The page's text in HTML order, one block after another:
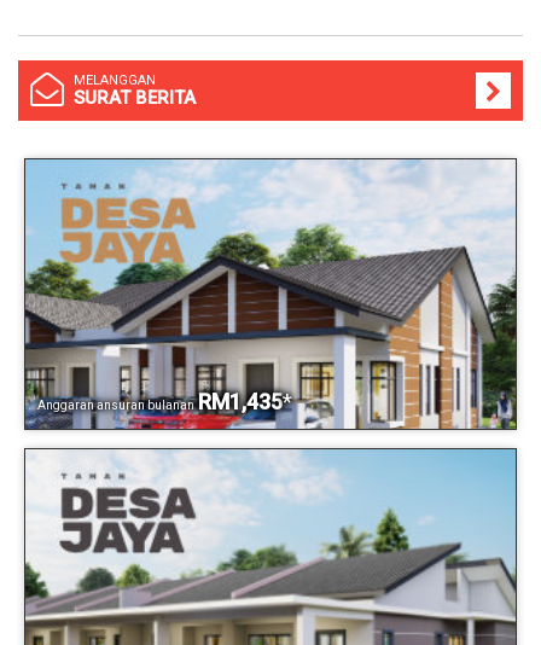
MELANGGAN
SURAT BERITA
Anggaran ansuran bulanan RM1,435*